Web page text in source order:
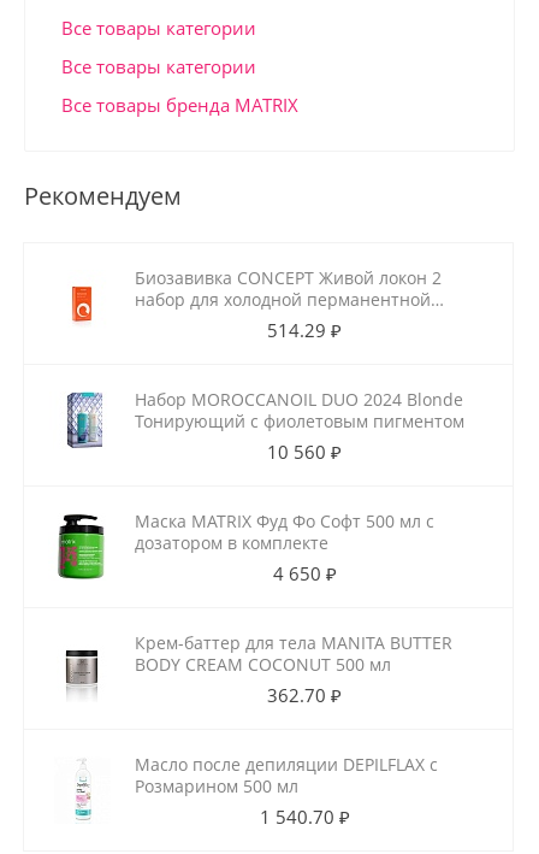
Все товары категории
Все товары категории
Все товары бренда MATRIX
Рекомендуем
Биозавивка CONCEPT Живой локон 2
набор для холодной перманентной
завивки для ослабленных волос
514.29 ₽
Набор MOROCCANOIL DUO 2024 Blonde
Тонирующий с фиолетовым пигментом
10 560 ₽
Маска MATRIX Фуд Фо Софт 500 мл с
дозатором в комплекте
4 650 ₽
Крем-баттер для тела MANITA BUTTER
BODY CREAM COCONUT 500 мл
362.70 ₽
Масло после депиляции DEPILFLAX с
Розмарином 500 мл
1 540.70 ₽